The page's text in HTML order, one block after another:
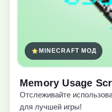
MINECRAFT МОД
Memory Usage
Отслеживайте
для лучшей игры!